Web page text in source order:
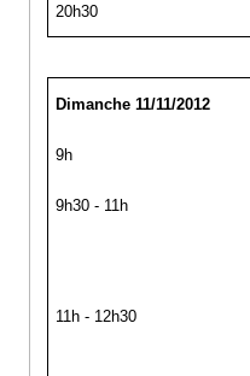
20h30
Dimanche 11/11/2012
9h
9h30 - 11h
11h - 12h30